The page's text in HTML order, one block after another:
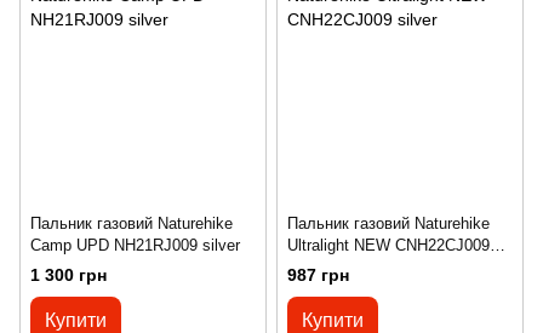
Пальник газовий Naturehike
Camp UPD NH21RJ009 silver
1 300 грн
Купити
Пальник газовий Naturehike
Ultralight NEW CNH22CJ009
silver
987 грн
Купити